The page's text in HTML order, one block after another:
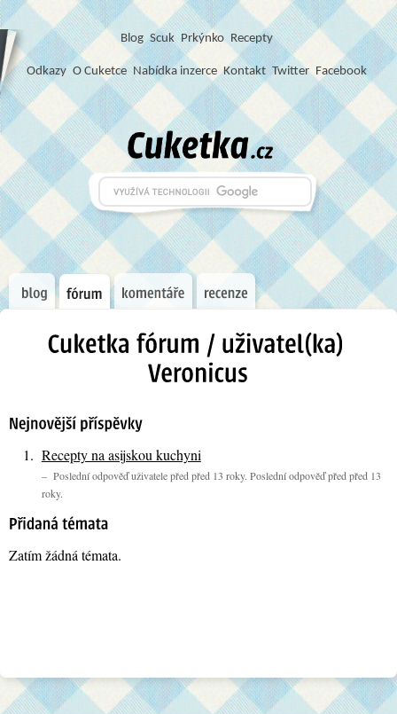
Blog Scuk Prkýnko Recepty
Odkazy O Cuketce Nabídka inzerce Kontakt Twitter Facebook
Recepty na asijskou kuchyni
– Poslední odpověď uživatele před před 13 roky. Poslední odpověď před před 13
roky.
Zatím žádná témata.